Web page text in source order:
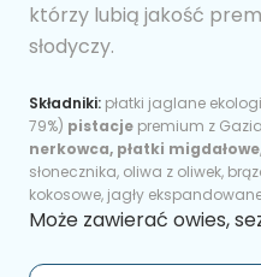
którzy lubią jakość
słodyczy.
Składniki: płatki jaglane
79%) pistacje premium z
nerkowca, płatki migdałowe
słonecznika, oliwa z oliwek,
kokosowe, jagły
Może zawierać owies,